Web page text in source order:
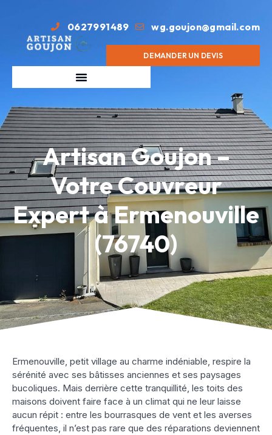
0627991489 wg.goujon@gmail.com
DEMANDER UN DEVIS
Artisan Goujon –
Votre Couvreur
Expert à Ermenouville
(76740)
Ermenouville, petit village au charme indéniable, respire la
sérénité avec ses bâtisses anciennes et ses paysages
bucoliques. Mais derrière cette tranquillité, les toits des
maisons doivent faire face à un climat qui ne leur laisse
aucun répit : entre les bourrasques de vent et les averses
fréquentes, il n’est pas rare que des réparations deviennent